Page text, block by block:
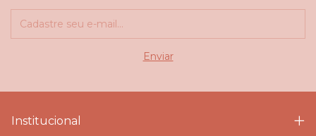
Institucional